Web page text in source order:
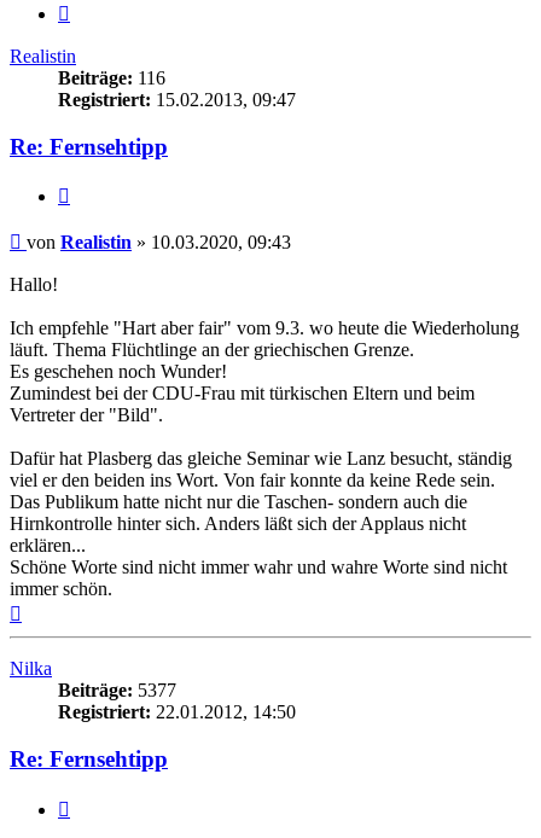
Realistin
Beiträge: 116
Registriert: 15.02.2013, 09:47
Re: Fernsehtipp
Beitrag
von Realistin » 10.03.2020, 09:43
Hallo!
Ich empfehle "Hart aber fair" vom 9.3. wo heute die Wiederholung
läuft. Thema Flüchtlinge an der griechischen Grenze.
Es geschehen noch Wunder!
Zumindest bei der CDU-Frau mit türkischen Eltern und beim
Vertreter der "Bild".
Dafür hat Plasberg das gleiche Seminar wie Lanz besucht, ständig
viel er den beiden ins Wort. Von fair konnte da keine Rede sein.
Das Publikum hatte nicht nur die Taschen- sondern auch die
Hirnkontrolle hinter sich. Anders läßt sich der Applaus nicht
erklären...
Schöne Worte sind nicht immer wahr und wahre Worte sind nicht
immer schön.
Nilka
Beiträge: 5377
Registriert: 22.01.2012, 14:50
Re: Fernsehtipp